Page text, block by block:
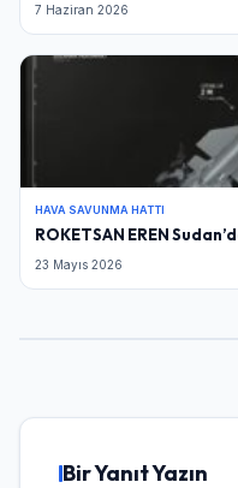
7 Haziran 2026
HAVA SAVUNMA HATTI
ROKETSAN EREN
23 Mayıs 2026
Bir Yanıt Yazın